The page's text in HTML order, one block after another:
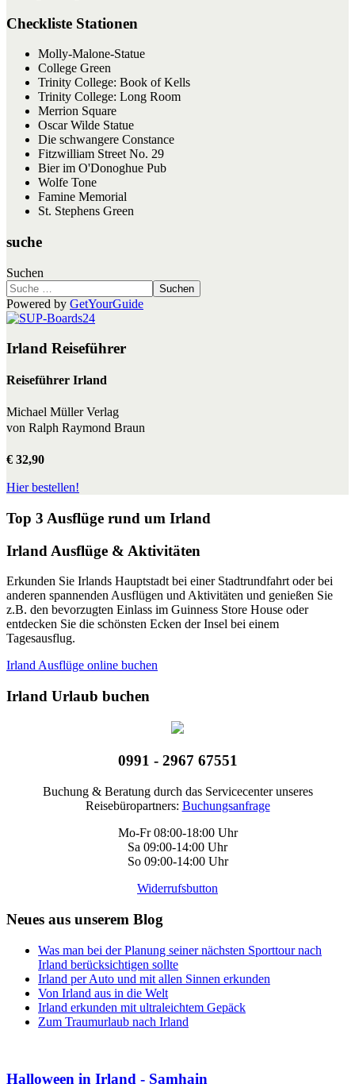
Checkliste Stationen
Molly-Malone-Statue
College Green
Trinity College: Book of Kells
Trinity College: Long Room
Merrion Square
Oscar Wilde Statue
Die schwangere Constance
Fitzwilliam Street No. 29
Bier im O'Donoghue Pub
Wolfe Tone
Famine Memorial
St. Stephens Green
suche
Suchen
Suchen
Powered by GetYourGuide
Irland Reiseführer
Reiseführer Irland
Michael Müller Verlag
von Ralph Raymond Braun
€ 32,90
Hier bestellen!
Top 3 Ausflüge rund um Irland
Irland Ausflüge & Aktivitäten
Erkunden Sie Irlands Hauptstadt bei einer Stadtrundfahrt oder bei
anderen spannenden Ausflügen und Aktivitäten und genießen Sie
z.B. den bevorzugten Einlass im Guinness Store House oder
entdecken Sie die schönsten Ecken der Insel bei einem
Tagesausflug.
Irland Ausflüge online buchen
Irland Urlaub buchen
0991 - 2967 67551
Buchung & Beratung durch das Servicecenter unseres
Reisebüropartners: Buchungsanfrage
Mo-Fr 08:00-18:00 Uhr
Sa 09:00-14:00 Uhr
So 09:00-14:00 Uhr
Widerrufsbutton
Neues aus unserem Blog
Was man bei der Planung seiner nächsten Sporttour nach
Irland berücksichtigen sollte
Irland per Auto und mit allen Sinnen erkunden
Von Irland aus in die Welt
Irland erkunden mit ultraleichtem Gepäck
Zum Traumurlaub nach Irland
Halloween in Irland - Samhain